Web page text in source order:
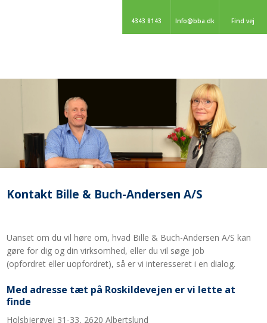
4343 8143 Info@bba.dk Find vej
Kontakt Bille & Buch-Andersen A/S
Uanset om du vil høre om, hvad Bille & Buch-Andersen A/S kan
gøre for dig og din virksomhed, eller du vil søge job
(opfordret eller uopfordret), så er vi interesseret i en dialog.
Med adresse tæt på Roskildevejen er vi lette at
finde
Holsbjergvej 31-33, 2620 Albertslund